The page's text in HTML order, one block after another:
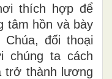
thích hợp để
tâm hồn và bày
đối thoại
chúng ta cách
trở thành lương